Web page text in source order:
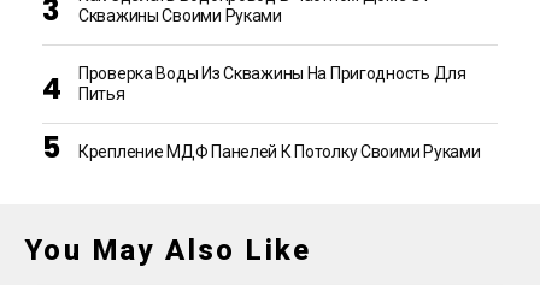
Скважины Своими Руками
Проверка Воды Из Скважины На Пригодность Для
Питья
Крепление МДФ Панелей К Потолку Своими Руками
You May Also Like